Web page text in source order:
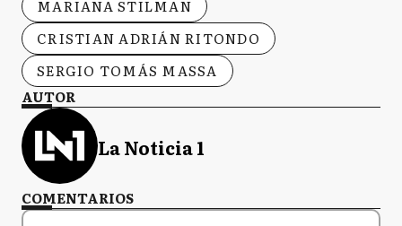
MARIANA STILMAN
CRISTIAN ADRIÁN RITONDO
SERGIO TOMÁS MASSA
AUTOR
La Noticia 1
COMENTARIOS